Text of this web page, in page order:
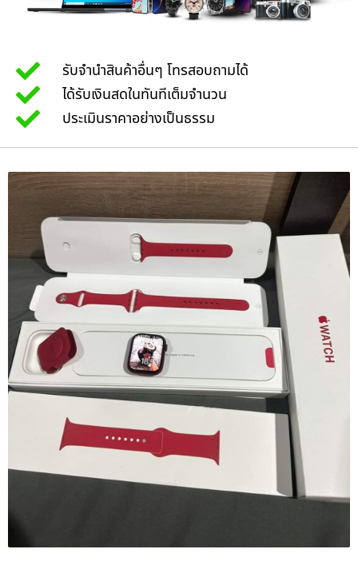
รับจำนำสินค้าอื่นๆ โทรสอบถามได้
ได้รับเงินสดในทันทีเต็มจำนวน
ประเมินราคาอย่างเป็นธรรม